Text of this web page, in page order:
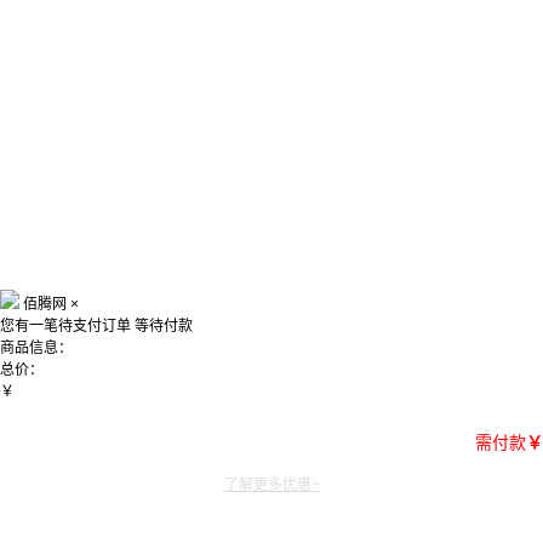
佰腾网 ×
您有一笔待支付订单 等待付款
商品信息：
总价：
￥
需付款￥
了解更多优惠~